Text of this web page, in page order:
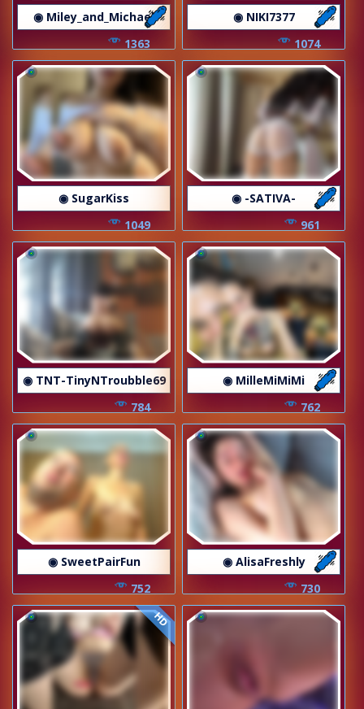
◉ Miley_and_Michael
1363
◉ NIKI7377
1074
◉ SugarKiss
1049
◉ -SATIVA-
961
◉ TNT-TinyNTroubble69
784
◉ MilleMiMiMi
762
◉ SweetPairFun
752
◉ AlisaFreshly
730
HD